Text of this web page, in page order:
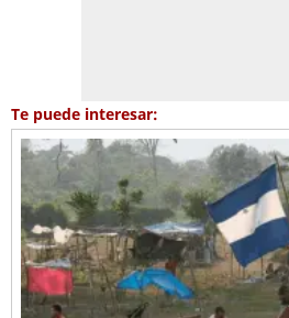
Te puede interesar: